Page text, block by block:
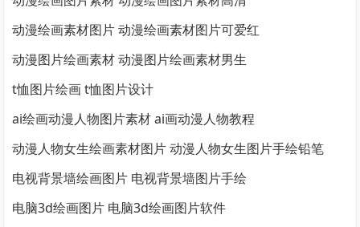
动漫绘画素材图片 动漫绘画素材图片可爱红
动漫图片绘画素材 动漫图片绘画素材男生
t恤图片绘画 t恤图片设计
ai绘画动漫人物图片素材 ai画动漫人物教程
动漫人物女生绘画素材图片 动漫人物女生图片手绘铅笔
电视背景墙绘画图片 电视背景墙图片手绘
电脑3d绘画图片 电脑3d绘画图片软件